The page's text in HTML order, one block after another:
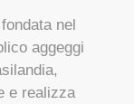
nel
aggeggi
e realizza